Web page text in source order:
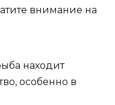
внимание на
находит
особенно в